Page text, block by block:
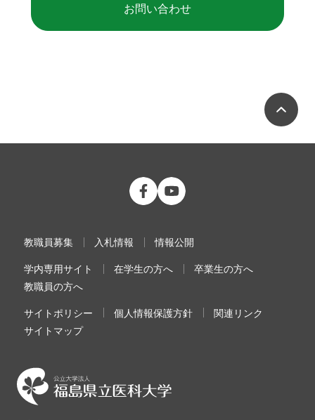
お問い合わせ
公立大学法人 福島県立医科大学
教職員募集 入札情報 情報公開
学内専用サイト 在学生の方へ
卒業生の方へ
教職員の方へ
サイトポリシー 個人情報保護方針
関連リンク
サイトマップ